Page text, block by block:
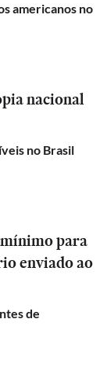
americanos no
nacional
no Brasil
para
enviado ao
de